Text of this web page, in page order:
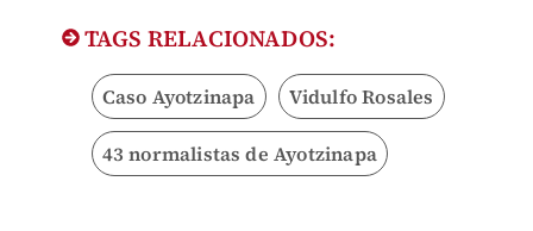
TAGS RELACIONADOS:
Caso Ayotzinapa Vidulfo Rosales
43 normalistas de Ayotzinapa